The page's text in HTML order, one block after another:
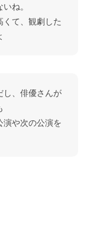
ね。
くて、観劇した
し、俳優さんが
演や次の公演を